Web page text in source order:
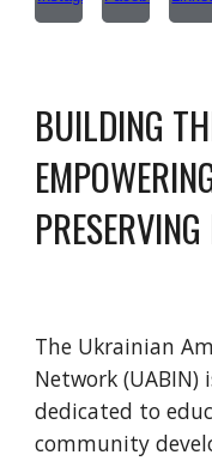
BUILDING
The Ukrainian
Network (UABIN)
dedicated to
community